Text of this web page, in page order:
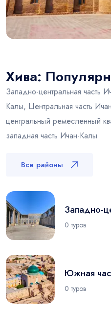
Хива:
Западно-центральная часть
Калы, Центральная часть
центральный ремесленный
западная часть Ичан-Калы
Все районы
Западно-
0 туров
Южная
0 туров